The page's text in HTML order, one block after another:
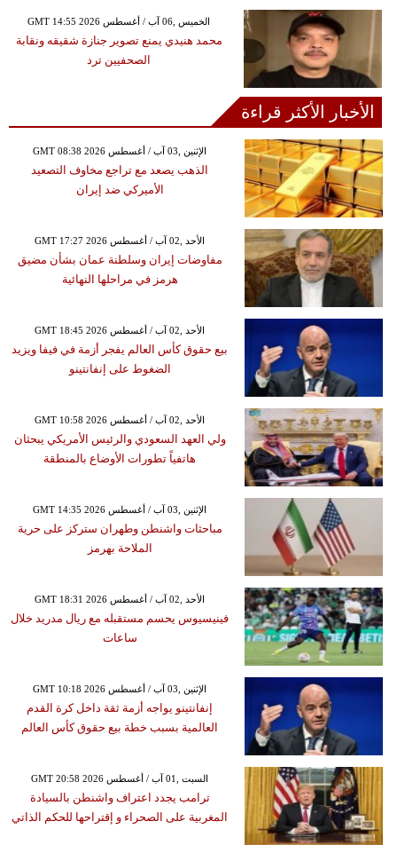
GMT 14:55 2026 الخميس ,06 آب / أغسطس
محمد هنيدي يمنع تصوير جنازة شقيقه ونقابة
الصحفيين ترد
الأخبار الأكثر قراءة
GMT 08:38 2026 الإثنين ,03 آب / أغسطس
الذهب يصعد مع تراجع مخاوف التصعيد
الأميركي ضد إيران
GMT 17:27 2026 الأحد ,02 آب / أغسطس
مفاوضات إيران وسلطنة عمان بشأن مضيق
هرمز في مراحلها النهائية
GMT 18:45 2026 الأحد ,02 آب / أغسطس
بيع حقوق كأس العالم يفجر أزمة في فيفا ويزيد
الضغوط على إنفانتينو
GMT 10:58 2026 الأحد ,02 آب / أغسطس
ولي العهد السعودي والرئيس الأمريكي يبحثان
هاتفياً تطورات الأوضاع بالمنطقة
GMT 14:35 2026 الإثنين ,03 آب / أغسطس
مباحثات واشنطن وطهران ستركز على حرية
الملاحة بهرمز
GMT 18:31 2026 الأحد ,02 آب / أغسطس
فينيسيوس يحسم مستقبله مع ريال مدريد خلال
ساعات
GMT 10:18 2026 الإثنين ,03 آب / أغسطس
إنفانتينو يواجه أزمة ثقة داخل كرة القدم
العالمية بسبب خطة بيع حقوق كأس العالم
GMT 20:58 2026 السبت ,01 آب / أغسطس
ترامب يجدد اعتراف واشنطن بالسيادة
المغربية على الصحراء و إقتراحها للحكم الذاتي